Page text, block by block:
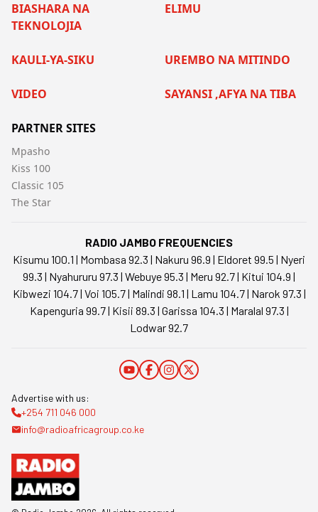
BIASHARA NA
TEKNOLOJIA
ELIMU
KAULI-YA-SIKU UREMBO NA MITINDO
VIDEO SAYANSI ,AFYA NA TIBA
PARTNER SITES
Mpasho
Kiss 100
Classic 105
The Star
RADIO JAMBO FREQUENCIES
Kisumu 100.1 | Mombasa 92.3 | Nakuru 96.9 | Eldoret 99.5 | Nyeri
99.3 | Nyahururu 97.3 | Webuye 95.3 | Meru 92.7 | Kitui 104.9 |
Kibwezi 104.7 | Voi 105.7 | Malindi 98.1 | Lamu 104.7 | Narok 97.3 |
Kapenguria 99.7 | Kisii 89.3 | Garissa 104.3 | Maralal 97.3 |
Lodwar 92.7
Advertise with us:
+254 711 046 000
info@radioafricagroup.co.ke